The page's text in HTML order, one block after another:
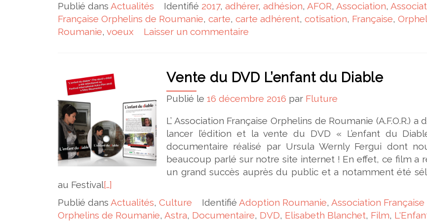
Publié dans Actualités Identifié 2017, adhérer, adhésion, AFOR, Association,
Française Orphelins de Roumanie, carte, carte adhérent, cotisation, Française,
Roumanie, voeux Laisser un commentaire
Vente du DVD L’enfant du Diable
Publié le 16 décembre 2016 par Fluture
L’ Association Française Orphelins de Roumanie (A.F.O.R.) a
lancer l’édition et la vente du DVD « L’enfant du
documentaire réalisé par Ursula Wernly Fergui dont
beaucoup parlé sur notre site internet ! En effet, ce film a
un grand succès auprès du public et a notamment été
au Festival[…]
Publié dans Actualités, Culture Identifié Adoption Roumanie, Association Française
Orphelins de Roumanie, Astra, Documentaire, DVD, Elisabeth Blanchet, Film,